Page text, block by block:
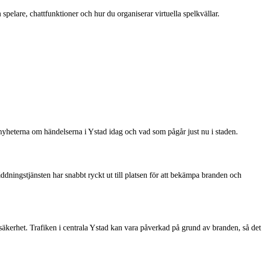
chattfunktioner och hur du organiserar virtuella spelkvällar.
om händelserna i Ystad idag och vad som pågår just nu i staden.
har snabbt ryckt ut till platsen för att bekämpa branden och
Trafiken i centrala Ystad kan vara påverkad på grund av branden, så det